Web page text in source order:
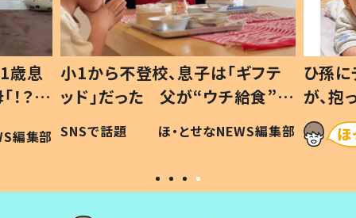
歳息
？」
編集部
小1から不登校、息子は「ギフテ
ッド」だった 父が“ウチ給食”を
作り続ける理由とは #令和の親
#令和の子
SNSで話題 ほ・とせなNEWS編集部
ひ孫
が、
「涙が
い」